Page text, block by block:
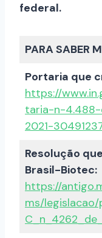
federal.
PARA SABER
Portaria que
https://
taria-n-
2021-
Resolução
Brasil-Biotec:
https://
ms/